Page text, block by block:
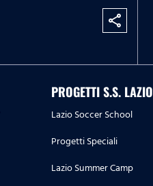
share
PROGETTI S.S. LAZIO
Lazio Soccer School
Progetti Speciali
Lazio Summer Camp